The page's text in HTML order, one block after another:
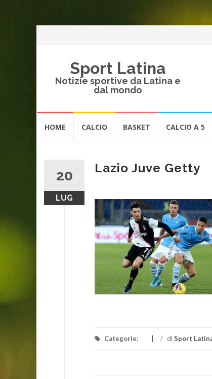
Sport Latina
Notizie sportive da Latina e
dal mondo
HOME CALCIO BASKET CALCIO A 5
20
LUG
Lazio Juve Getty
Categorie: / diSport